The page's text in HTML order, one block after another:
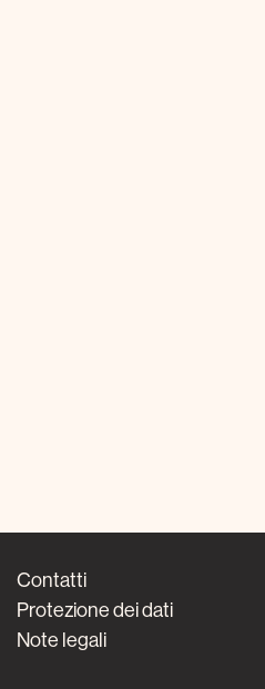
Contatti
Protezione dei dati
Note legali